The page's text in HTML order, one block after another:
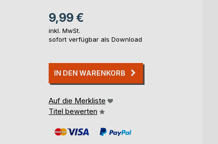
9,99 €
inkl. MwSt.
sofort verfügbar als Download
IN DEN WARENKORB
Auf die Merkliste
Titel bewerten